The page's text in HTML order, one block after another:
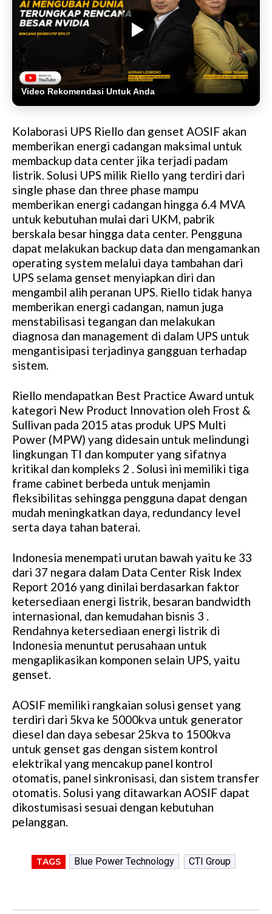
Video Rekomendasi Untuk Anda
Kolaborasi UPS Riello dan genset AOSIF akan
memberikan energi cadangan maksimal untuk
membackup data center jika terjadi padam
listrik. Solusi UPS milik Riello yang terdiri dari
single phase dan three phase mampu
memberikan energi cadangan hingga 6.4 MVA
untuk kebutuhan mulai dari UKM, pabrik
berskala besar hingga data center. Pengguna
dapat melakukan backup data dan mengamankan
operating system melalui daya tambahan dari
UPS selama genset menyiapkan diri dan
mengambil alih peranan UPS. Riello tidak hanya
memberikan energi cadangan, namun juga
menstabilisasi tegangan dan melakukan
diagnosa dan management di dalam UPS untuk
mengantisipasi terjadinya gangguan terhadap
sistem.
Riello mendapatkan Best Practice Award untuk
kategori New Product Innovation oleh Frost &
Sullivan pada 2015 atas produk UPS Multi
Power (MPW) yang didesain untuk melindungi
lingkungan TI dan komputer yang sifatnya
kritikal dan kompleks 2 . Solusi ini memiliki tiga
frame cabinet berbeda untuk menjamin
fleksibilitas sehingga pengguna dapat dengan
mudah meningkatkan daya, redundancy level
serta daya tahan baterai.
Indonesia menempati urutan bawah yaitu ke 33
dari 37 negara dalam Data Center Risk Index
Report 2016 yang dinilai berdasarkan faktor
ketersediaan energi listrik, besaran bandwidth
internasional, dan kemudahan bisnis 3 .
Rendahnya ketersediaan energi listrik di
Indonesia menuntut perusahaan untuk
mengaplikasikan komponen selain UPS, yaitu
genset.
AOSIF memiliki rangkaian solusi genset yang
terdiri dari 5kva ke 5000kva untuk generator
diesel dan daya sebesar 25kva to 1500kva
untuk genset gas dengan sistem kontrol
elektrikal yang mencakup panel kontrol
otomatis, panel sinkronisasi, dan sistem transfer
otomatis. Solusi yang ditawarkan AOSIF dapat
dikostumisasi sesuai dengan kebutuhan
pelanggan.
TAGS Blue Power Technology CTI Group